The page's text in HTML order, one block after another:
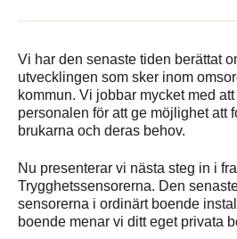
Vi har den senaste tiden berättat
utvecklingen som sker inom
kommun. Vi jobbar mycket med
personalen för att ge möjlighet att
brukarna och deras behov.
Nu presenterar vi nästa steg in i
Trygghetssensorerna. Den
sensorerna i ordinärt boende
boende menar vi ditt eget privata